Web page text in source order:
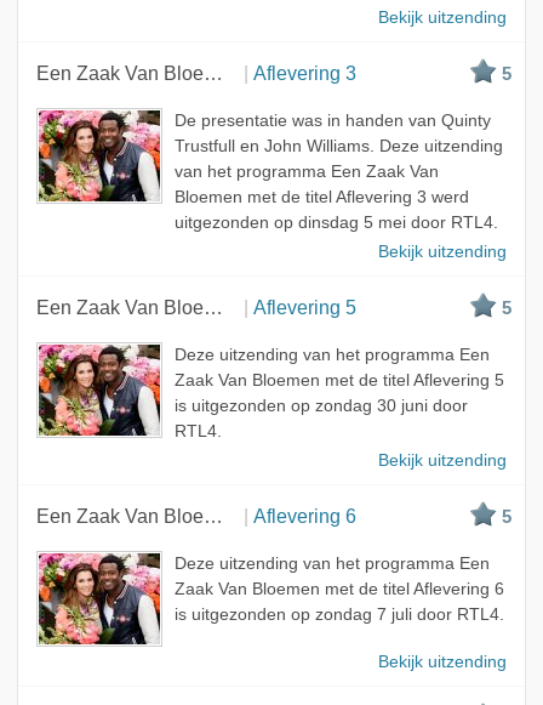
Bekijk uitzending
Een Zaak Van Bloemen Aflevering 3 5
De presentatie was in handen van Quinty
Trustfull en John Williams. Deze uitzending
van het programma Een Zaak Van
Bloemen met de titel Aflevering 3 werd
uitgezonden op dinsdag 5 mei door RTL4.
Bekijk uitzending
Een Zaak Van Bloemen Aflevering 5 5
Deze uitzending van het programma Een
Zaak Van Bloemen met de titel Aflevering 5
is uitgezonden op zondag 30 juni door
RTL4.
Bekijk uitzending
Een Zaak Van Bloemen Aflevering 6 5
Deze uitzending van het programma Een
Zaak Van Bloemen met de titel Aflevering 6
is uitgezonden op zondag 7 juli door RTL4.
Bekijk uitzending